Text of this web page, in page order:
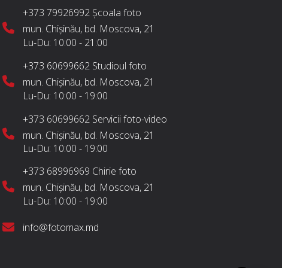
+373 79926992 Școala foto
mun. Chișinău, bd. Moscova, 21
Lu-Du: 10:00 - 21:00
+373 60699662 Studioul foto
mun. Chișinău, bd. Moscova, 21
Lu-Du: 10:00 - 19:00
+373 60699662 Servicii foto-video
mun. Chișinău, bd. Moscova, 21
Lu-Du: 10:00 - 19:00
+373 68996969 Chirie foto
mun. Chișinău, bd. Moscova, 21
Lu-Du: 10:00 - 19:00
info@fotomax.md